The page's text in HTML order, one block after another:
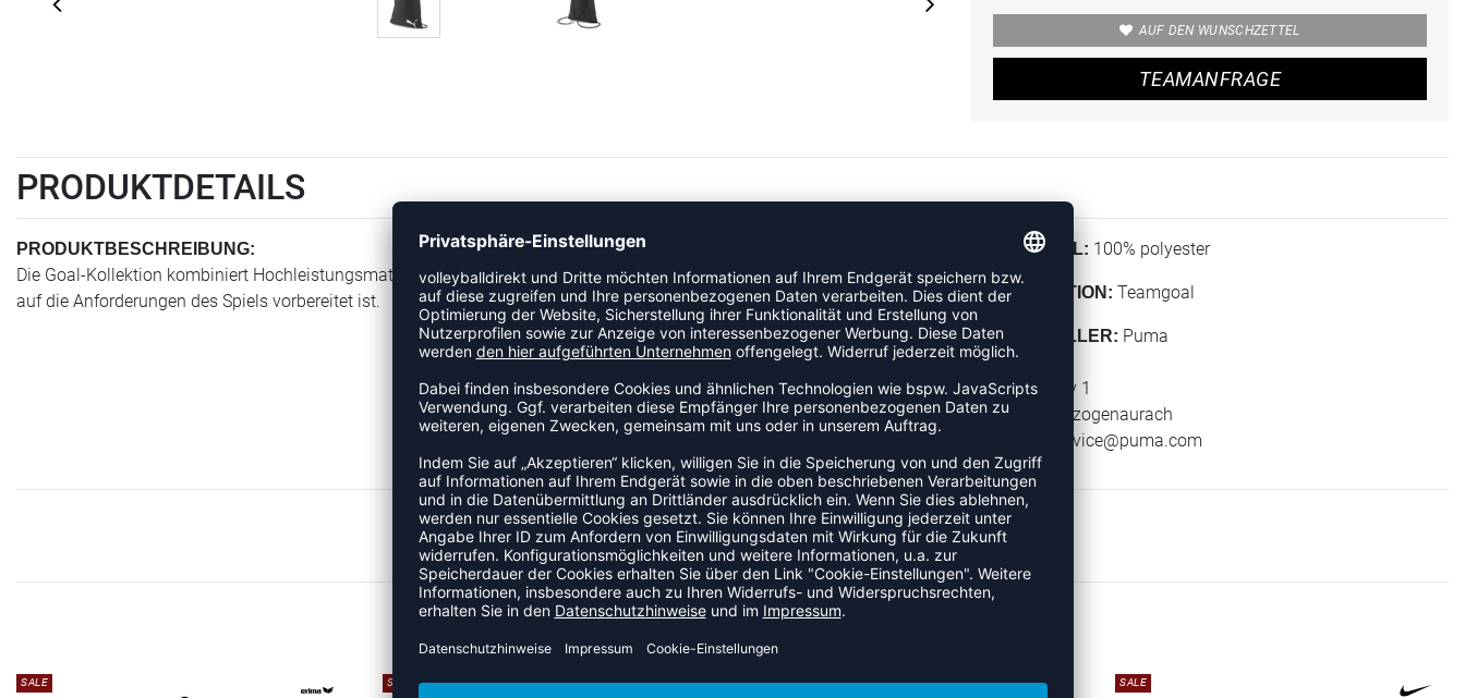
AUF DEN WUNSCHZETTEL
TEAMANFRAGE
PRODUKTDETAILS
PRODUKTBESCHREIBUNG:
Die Goal-Kollektion kombiniert Hochleistungsmaterialien mit modernem Design, damit deine Mannschaft auf allen Ebenen
auf die Anforderungen des Spiels vorbereitet ist.
MATERIAL: 100% polyester
KOLLEKTION: Teamgoal
HERSTELLER: Puma
Puma SE
Puma Way 1
91074 Herzogenaurach
service@puma.com
ZULETZT ANGESEHEN
MEHR AUS DER KATEGORIE RUCKSÄCKE
SALE
SALE
SALE